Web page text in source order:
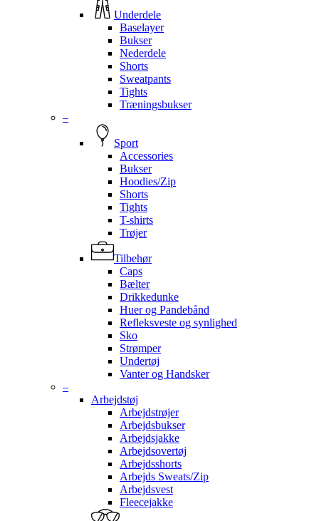
Underdele
Baselayer
Bukser
Nederdele
Shorts
Sweatpants
Tights
Træningsbukser
–
Sport
Accessories
Bukser
Hoodies/Zip
Shorts
Tights
T-shirts
Trøjer
Tilbehør
Caps
Bælter
Drikkedunke
Huer og Pandebånd
Refleksveste og synlighed
Sko
Strømper
Undertøj
Vanter og Handsker
–
Arbejdstøj
Arbejdstrøjer
Arbejdsbukser
Arbejdsjakke
Arbejdsovertøj
Arbejdsshorts
Arbejds Sweats/Zip
Arbejdsvest
Fleecejakke